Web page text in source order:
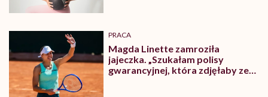
PRACA
Magda Linette zamroziła
jajeczka. „Szukałam polisy
gwarancyjnej, która zdjęłaby ze